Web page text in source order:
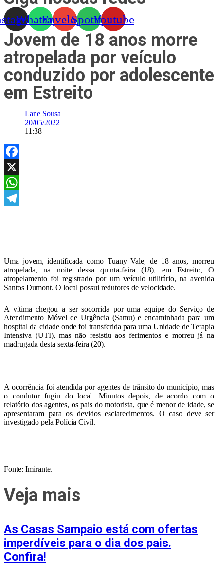
WhatsappEnvelopeSpotifyYoutube
Jovem de 18 anos morre
atropelada por veículo
conduzido por adolescente
em Estreito
Lane Sousa
20/05/2022
11:38
Facebook
X
WhatsApp
Uma jovem, identificada como Tuany Vale, de 18 anos, morreu
atropelada, na noite dessa quinta-feira (18), em Estreito, O
atropelamento foi registrado por um veículo utilitário, na avenida
Santos Dumont. O local possui redutores de velocidade.
A vítima chegou a ser socorrida por uma equipe do Serviço de
Atendimento Móvel de Urgência (Samu) e encaminhada para um
hospital da cidade onde foi transferida para uma Unidade de Terapia
Intensiva (UTI), mas não resistiu aos ferimentos e morreu já na
madrugada desta sexta-feira (20).
A ocorrência foi atendida por agentes de trânsito do município, mas
o condutor fugiu do local. Minutos depois, de acordo com o
relatório dos agentes, os pais do motorista, que é menor de idade, se
apresentaram para os devidos esclarecimentos. O caso deve ser
investigado pela Polícia Civil.
Fonte: Imirante.
Veja mais
As Casas Sampaio está com ofertas
imperdíveis para o dia dos pais.
Confira!